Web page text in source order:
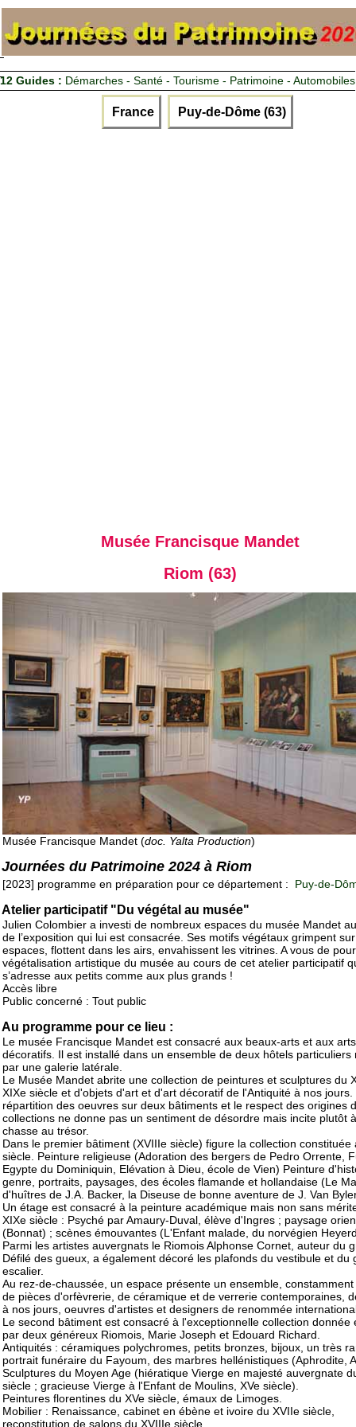
12 Guides : Démarches - Santé - Tourisme - Patrimoine - Automobiles
France Puy-de-Dôme (63)
Musée Francisque Mandet
Riom (63)
Musée Francisque Mandet (doc. Yalta Production)
Journées du Patrimoine 2024 à Riom
[2023] programme en préparation pour ce département : Puy-de-
Atelier participatif "Du végétal au musée"
Julien Colombier a investi de nombreux espaces du musée Mandet
de l’exposition qui lui est consacrée. Ses motifs végétaux grimpent
espaces, flottent dans les airs, envahissent les vitrines. A vous de
végétalisation artistique du musée au cours de cet atelier participatif
s’adresse aux petits comme aux plus grands !
Accès libre
Public concerné : Tout public
Au programme pour ce lieu :
Le musée Francisque Mandet est consacré aux beaux-arts et aux arts
décoratifs. Il est installé dans un ensemble de deux hôtels particuliers
par une galerie latérale.
Le Musée Mandet abrite une collection de peintures et sculptures du
XIXe siècle et d'objets d'art et d'art décoratif de l'Antiquité à nos jours.
répartition des oeuvres sur deux bâtiments et le respect des origines
collections ne donne pas un sentiment de désordre mais incite plutôt
chasse au trésor.
Dans le premier bâtiment (XVIIIe siècle) figure la collection constituée
siècle. Peinture religieuse (Adoration des bergers de Pedro Orrente,
Egypte du Dominiquin, Elévation à Dieu, école de Vien) Peinture
genre, portraits, paysages, des écoles flamande et hollandaise (Le
d'huîtres de J.A. Backer, la Diseuse de bonne aventure de J. Van
Un étage est consacré à la peinture académique mais non sans
XIXe siècle : Psyché par Amaury-Duval, élève d'Ingres ; paysage
(Bonnat) ; scènes émouvantes (L'Enfant malade, du norvégien
Parmi les artistes auvergnats le Riomois Alphonse Cornet, auteur du
Défilé des gueux, a également décoré les plafonds du vestibule et du
escalier.
Au rez-de-chaussée, un espace présente un ensemble,
de pièces d'orfèvrerie, de céramique et de verrerie contemporaines,
à nos jours, oeuvres d'artistes et designers de renommée
Le second bâtiment est consacré à l'exceptionnelle collection donnée
par deux généreux Riomois, Marie Joseph et Edouard Richard.
Antiquités : céramiques polychromes, petits bronzes, bijoux, un très
portrait funéraire du Fayoum, des marbres hellénistiques (Aphrodite,
Sculptures du Moyen Age (hiératique Vierge en majesté auvergnate
siècle ; gracieuse Vierge à l'Enfant de Moulins, XVe siècle).
Peintures florentines du XVe siècle, émaux de Limoges.
Mobilier : Renaissance, cabinet en ébène et ivoire du XVIIe siècle,
reconstitution de salons du XVIIIe siècle.